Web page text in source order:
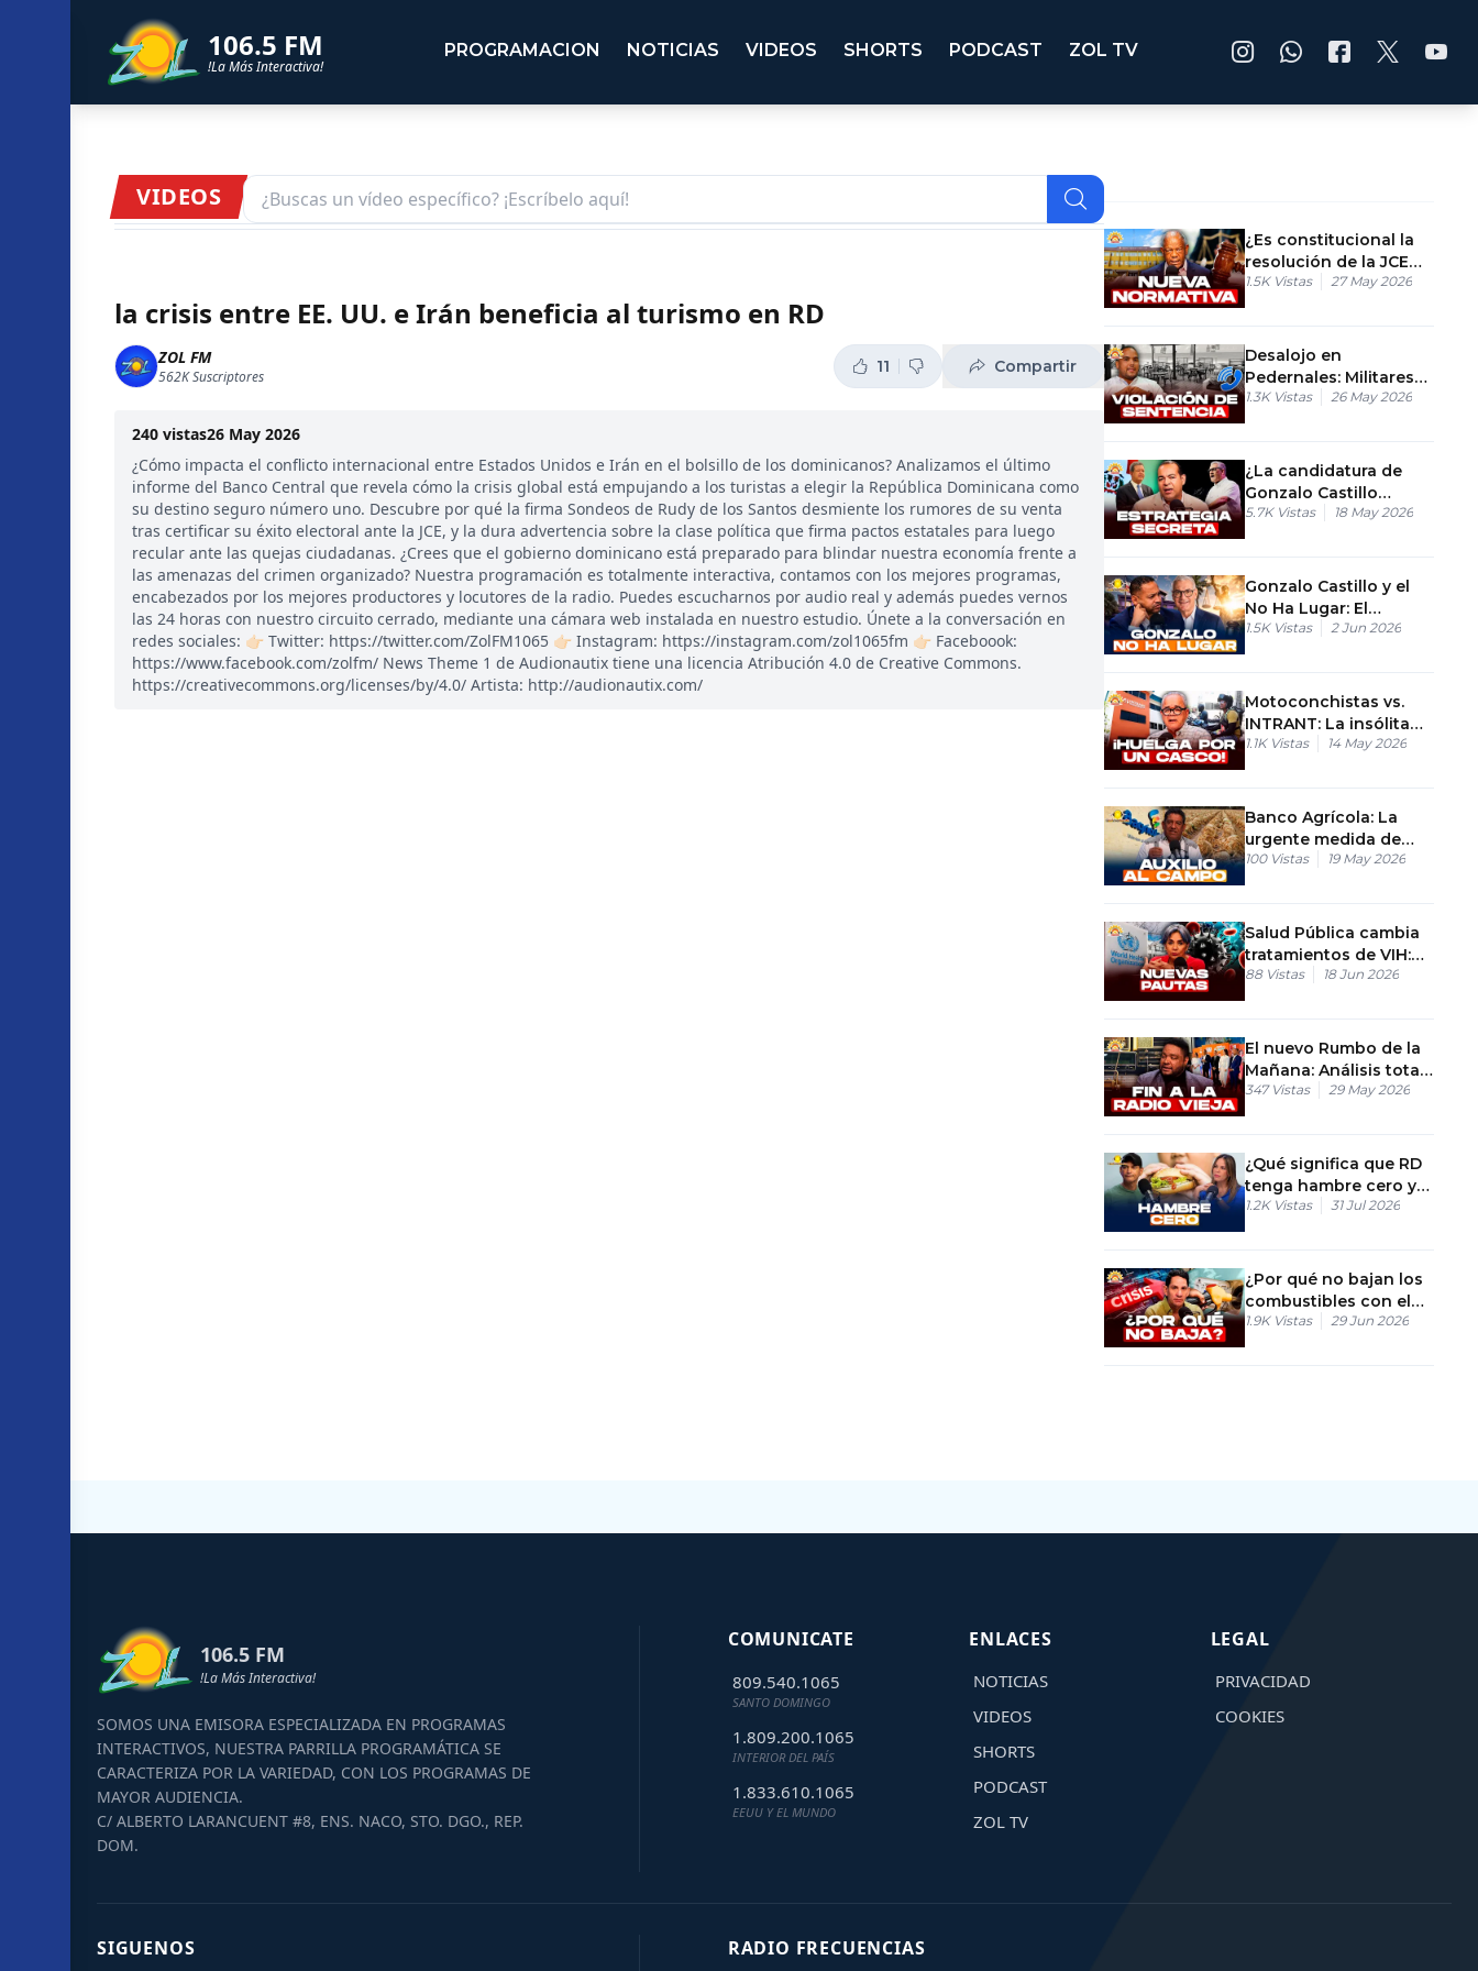
106.5 FM
!La Más Interactiva!
PROGRAMACION NOTICIAS VIDEOS SHORTS PODCAST ZOL TV
VIDEOS
la crisis entre EE. UU. e Irán beneficia al turismo en RD
ZOL FM
562KSuscriptores
11 Compartir
240 vistas26 May 2026
¿Cómo impacta el conflicto internacional entre Estados Unidos e Irán en el bolsillo de los dominicanos? Analizamos el último
informe del Banco Central que revela cómo la crisis global está empujando a los turistas a elegir la República Dominicana como
su destino seguro número uno. Descubre por qué la firma Sondeos de Rudy de los Santos desmiente los rumores de su venta
tras certificar su éxito electoral ante la JCE, y la dura advertencia sobre la clase política que firma pactos estatales para luego
recular ante las quejas ciudadanas. ¿Crees que el gobierno dominicano está preparado para blindar nuestra economía frente a
las amenazas del crimen organizado? Nuestra programación es totalmente interactiva, contamos con los mejores programas,
encabezados por los mejores productores y locutores de la radio. Puedes escucharnos por audio real y además puedes vernos
las 24 horas con nuestro circuito cerrado, mediante una cámara web instalada en nuestro estudio. Únete a la conversación en
redes sociales: 👉🏻 Twitter: https://twitter.com/ZolFM1065 👉🏻 Instagram: https://instagram.com/zol1065fm 👉🏻 Faceboook:
https://www.facebook.com/zolfm/ News Theme 1 de Audionautix tiene una licencia Atribución 4.0 de Creative Commons.
https://creativecommons.org/licenses/by/4.0/ Artista: http://audionautix.com/
¿Es constitucional la
resolución de la JCE
sobre encuestas
1.5K Vistas 27 May 2026
Desalojo en
Pedernales: Militares
destruyen el
1.3K Vistas 26 May 2026
¿La candidatura de
Gonzalo Castillo
beneficia a Leonel
5.7K Vistas 18 May 2026
Gonzalo Castillo y el
No Ha Lugar: El
precedente histórico
1.5K Vistas 2 Jun 2026
Motoconchistas vs.
INTRANT: La insólita
huelga contra el casco
1.1K Vistas 14 May 2026
Banco Agrícola: La
urgente medida de
crédito supervisado
100 Vistas 19 May 2026
Salud Pública cambia
tratamientos de VIH:
Nuevas pautas de la
88 Vistas 18 Jun 2026
El nuevo Rumbo de la
Mañana: Análisis total
del relevo en la
347 Vistas 29 May 2026
¿Qué significa que RD
tenga hambre cero y
más obesidad?
1.2K Vistas 31 Jul 2026
¿Por qué no bajan los
combustibles con el
plan anticrisis?
1.9K Vistas 29 Jun 2026
106.5 FM
!La Más Interactiva!
SOMOS UNA EMISORA ESPECIALIZADA EN PROGRAMAS
INTERACTIVOS, NUESTRA PARRILLA PROGRAMÁTICA SE
CARACTERIZA POR LA VARIEDAD, CON LOS PROGRAMAS DE
MAYOR AUDIENCIA.
C/ ALBERTO LARANCUENT #8, ENS. NACO, STO. DGO., REP.
DOM.
COMUNICATE
809.540.1065
SANTO DOMINGO
1.809.200.1065
INTERIOR DEL PAÍS
1.833.610.1065
EEUU Y EL MUNDO
ENLACES
NOTICIAS
VIDEOS
SHORTS
PODCAST
ZOL TV
LEGAL
PRIVACIDAD
COOKIES
SIGUENOS RADIO FRECUENCIAS